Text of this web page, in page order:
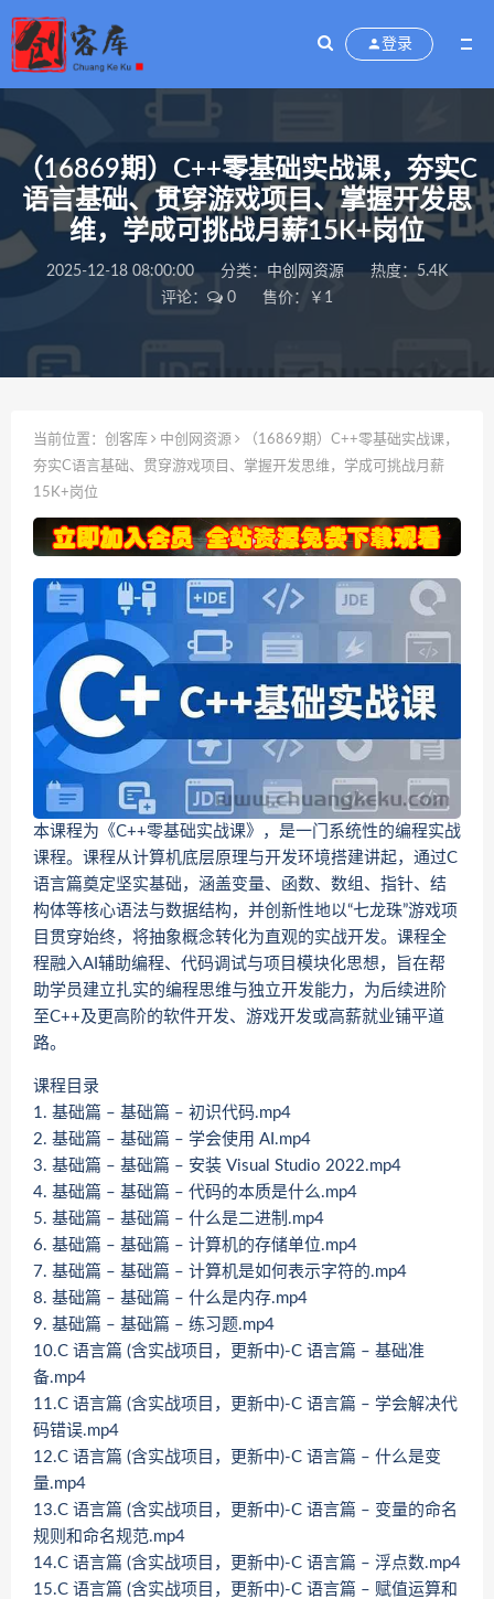
登录
（16869期）C++零基础实战课，夯实C
语言基础、贯穿游戏项目、掌握开发思
维，学成可挑战月薪15K+岗位
2025-12-18 08:00:00 分类： 中创网资源
热度：5.4K
评论：
0 售价：￥1
当前位置： 创客库 中创网资源
（16869期）C++零基础实战课，
夯实C语言基础、贯穿游戏项目、掌握开发思维，学成可挑战月薪
15K+岗位
本课程为《C++零基础实战课》，是一门系统性的编程实战
课程。课程从计算机底层原理与开发环境搭建讲起，通过C
语言篇奠定坚实基础，涵盖变量、函数、数组、指针、结
构体等核心语法与数据结构，并创新性地以“七龙珠”游戏项
目贯穿始终，将抽象概念转化为直观的实战开发。课程全
程融入AI辅助编程、代码调试与项目模块化思想，旨在帮
助学员建立扎实的编程思维与独立开发能力，为后续进阶
至C++及更高阶的软件开发、游戏开发或高薪就业铺平道
路。
课程目录
1. 基础篇 – 基础篇 – 初识代码.mp4
2. 基础篇 – 基础篇 – 学会使用 AI.mp4
3. 基础篇 – 基础篇 – 安装 Visual Studio 2022.mp4
4. 基础篇 – 基础篇 – 代码的本质是什么.mp4
5. 基础篇 – 基础篇 – 什么是二进制.mp4
6. 基础篇 – 基础篇 – 计算机的存储单位.mp4
7. 基础篇 – 基础篇 – 计算机是如何表示字符的.mp4
8. 基础篇 – 基础篇 – 什么是内存.mp4
9. 基础篇 – 基础篇 – 练习题.mp4
10.C 语言篇 (含实战项目，更新中)-C 语言篇 – 基础准
备.mp4
11.C 语言篇 (含实战项目，更新中)-C 语言篇 – 学会解决代
码错误.mp4
12.C 语言篇 (含实战项目，更新中)-C 语言篇 – 什么是变
量.mp4
13.C 语言篇 (含实战项目，更新中)-C 语言篇 – 变量的命名
规则和命名规范.mp4
14.C 语言篇 (含实战项目，更新中)-C 语言篇 – 浮点数.mp4
15.C 语言篇 (含实战项目，更新中)-C 语言篇 – 赋值运算和